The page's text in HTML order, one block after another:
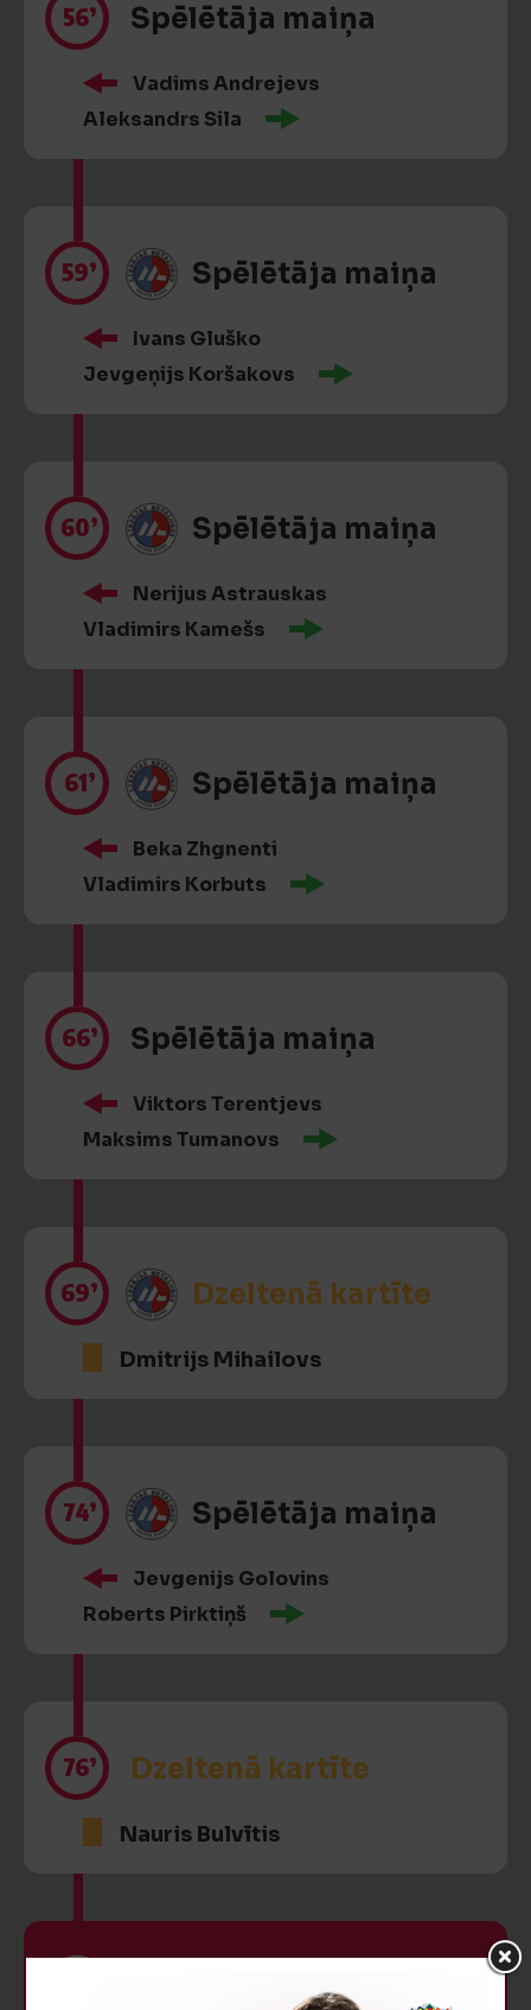
56’ Spēlētāja maiņa
Vadims Andrejevs
Aleksandrs Sila
59’ Spēlētāja maiņa
Ivans Gluško
Jevgeņijs Koršakovs
60’ Spēlētāja maiņa
Nerijus Astrauskas
Vladimirs Kamešs
61’ Spēlētāja maiņa
Beka Zhgnenti
Vladimirs Korbuts
66’ Spēlētāja maiņa
Viktors Terentjevs
Maksims Tumanovs
69’ Dzeltenā kartīte
Dmitrijs Mihailovs
74’ Spēlētāja maiņa
Jevgenijs Golovins
Roberts Pirktiņš
76’ Dzeltenā kartīte
Nauris Bulvītis
VĀĀĀĀRTI! 0:5